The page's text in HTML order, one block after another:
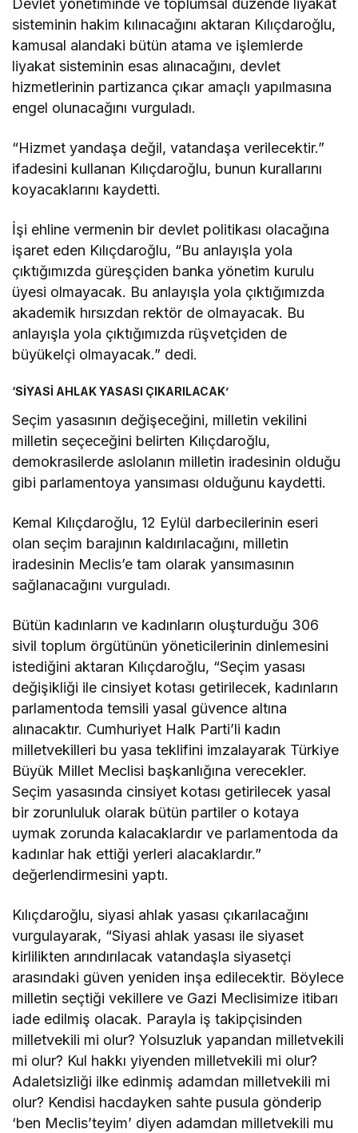
Devlet yönetiminde ve toplumsal düzende liyakat
sisteminin hakim kılınacağını aktaran Kılıçdaroğlu,
kamusal alandaki bütün atama ve işlemlerde
liyakat sisteminin esas alınacağını, devlet
hizmetlerinin partizanca çıkar amaçlı yapılmasına
engel olunacağını vurguladı.
“Hizmet yandaşa değil, vatandaşa verilecektir.”
ifadesini kullanan Kılıçdaroğlu, bunun kurallarını
koyacaklarını kaydetti.
İşi ehline vermenin bir devlet politikası olacağına
işaret eden Kılıçdaroğlu, “Bu anlayışla yola
çıktığımızda güreşçiden banka yönetim kurulu
üyesi olmayacak. Bu anlayışla yola çıktığımızda
akademik hırsızdan rektör de olmayacak. Bu
anlayışla yola çıktığımızda rüşvetçiden de
büyükelçi olmayacak.” dedi.
‘SİYASİ AHLAK YASASI ÇIKARILACAK’
Seçim yasasının değişeceğini, milletin vekilini
milletin seçeceğini belirten Kılıçdaroğlu,
demokrasilerde aslolanın milletin iradesinin olduğu
gibi parlamentoya yansıması olduğunu kaydetti.
Kemal Kılıçdaroğlu, 12 Eylül darbecilerinin eseri
olan seçim barajının kaldırılacağını, milletin
iradesinin Meclis’e tam olarak yansımasının
sağlanacağını vurguladı.
Bütün kadınların ve kadınların oluşturduğu 306
sivil toplum örgütünün yöneticilerinin dinlemesini
istediğini aktaran Kılıçdaroğlu, “Seçim yasası
değişikliği ile cinsiyet kotası getirilecek, kadınların
parlamentoda temsili yasal güvence altına
alınacaktır. Cumhuriyet Halk Parti’li kadın
milletvekilleri bu yasa teklifini imzalayarak Türkiye
Büyük Millet Meclisi başkanlığına verecekler.
Seçim yasasında cinsiyet kotası getirilecek yasal
bir zorunluluk olarak bütün partiler o kotaya
uymak zorunda kalacaklardır ve parlamentoda da
kadınlar hak ettiği yerleri alacaklardır.”
değerlendirmesini yaptı.
Kılıçdaroğlu, siyasi ahlak yasası çıkarılacağını
vurgulayarak, “Siyasi ahlak yasası ile siyaset
kirlilikten arındırılacak vatandaşla siyasetçi
arasındaki güven yeniden inşa edilecektir. Böylece
milletin seçtiği vekillere ve Gazi Meclisimize itibarı
iade edilmiş olacak. Parayla iş takipçisinden
milletvekili mi olur? Yolsuzluk yapandan milletvekili
mi olur? Kul hakkı yiyenden milletvekili mi olur?
Adaletsizliği ilke edinmiş adamdan milletvekili mi
olur? Kendisi hacdayken sahte pusula gönderip
‘ben Meclis’teyim’ diyen adamdan milletvekili mu